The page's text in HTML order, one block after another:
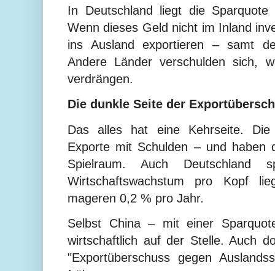
In Deutschland liegt die
Wenn dieses Geld nicht im Inland
ins Ausland exportieren – samt
Andere Länder verschulden sich,
verdrängen.
Die dunkle Seite der
Das alles hat eine Kehrseite. Die
Exporte mit Schulden – und haben
Spielraum. Auch Deutschland
Wirtschaftswachstum pro Kopf
mageren 0,2 % pro Jahr.
Selbst China – mit einer
wirtschaftlich auf der Stelle. Auch
"Exportüberschuss gegen